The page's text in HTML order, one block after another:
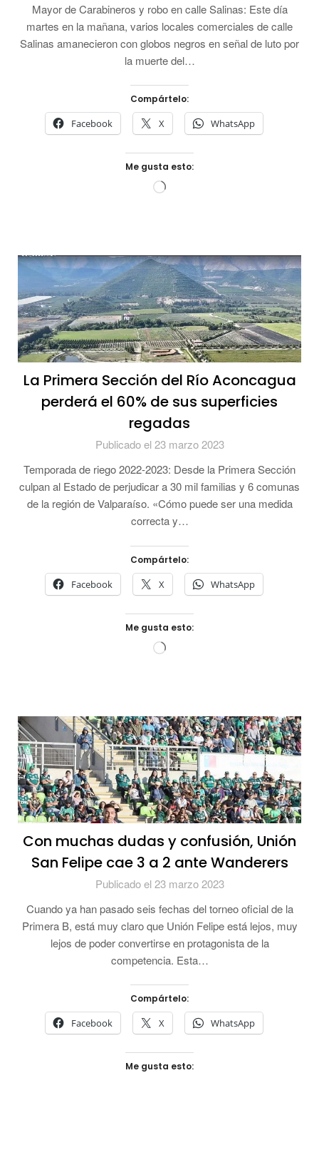
Mayor de Carabineros y robo en calle Salinas: Este día
martes en la mañana, varios locales comerciales de calle
Salinas amanecieron con globos negros en señal de luto por
la muerte del…
Compártelo:
Facebook X WhatsApp
Me gusta esto:
Cargando...
La Primera Sección del Río Aconcagua
perderá el 60% de sus superficies
regadas
Publicado el 23 marzo 2023
Temporada de riego 2022-2023: Desde la Primera Sección
culpan al Estado de perjudicar a 30 mil familias y 6 comunas
de la región de Valparaíso. «Cómo puede ser una medida
correcta y…
Compártelo:
Facebook X WhatsApp
Me gusta esto:
Cargando...
Con muchas dudas y confusión, Unión
San Felipe cae 3 a 2 ante Wanderers
Publicado el 23 marzo 2023
Cuando ya han pasado seis fechas del torneo oficial de la
Primera B, está muy claro que Unión Felipe está lejos, muy
lejos de poder convertirse en protagonista de la
competencia. Esta…
Compártelo:
Facebook X WhatsApp
Me gusta esto: